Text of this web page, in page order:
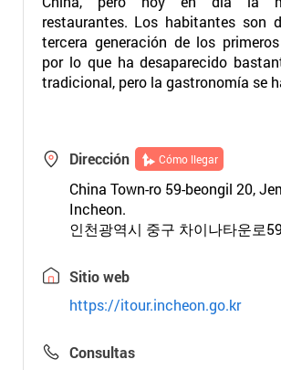
restaurantes. Los habitantes son
tercera generación de los
por lo que ha desaparecido
tradicional, pero la gastronomía se
Dirección Cómo llegar
China Town-ro 59-beongil 20,
Incheon.
인천광역시 중구 차이나타운로
Sitio web
https://itour.incheon.go.kr
Consultas